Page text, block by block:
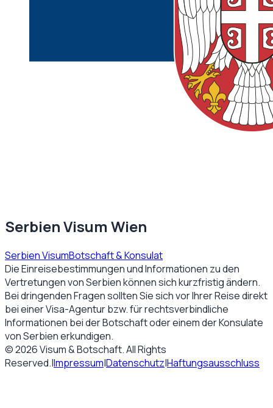
Serbien Visum Wien
Serbien VisumBotschaft & Konsulat
Die Einreisebestimmungen und Informationen zu den
Vertretungen vonSerbienkönnen sich kurzfristig ändern.
Bei dringenden Fragen sollten Sie sich vor Ihrer Reise direkt
bei einer Visa-Agentur bzw. für rechtsverbindliche
Informationen bei der Botschaft oder einem der Konsulate
vonSerbienerkundigen.
©2026Visum & Botschaft. All Rights
Reserved.|Impressum|Datenschutz|Haftungsausschluss